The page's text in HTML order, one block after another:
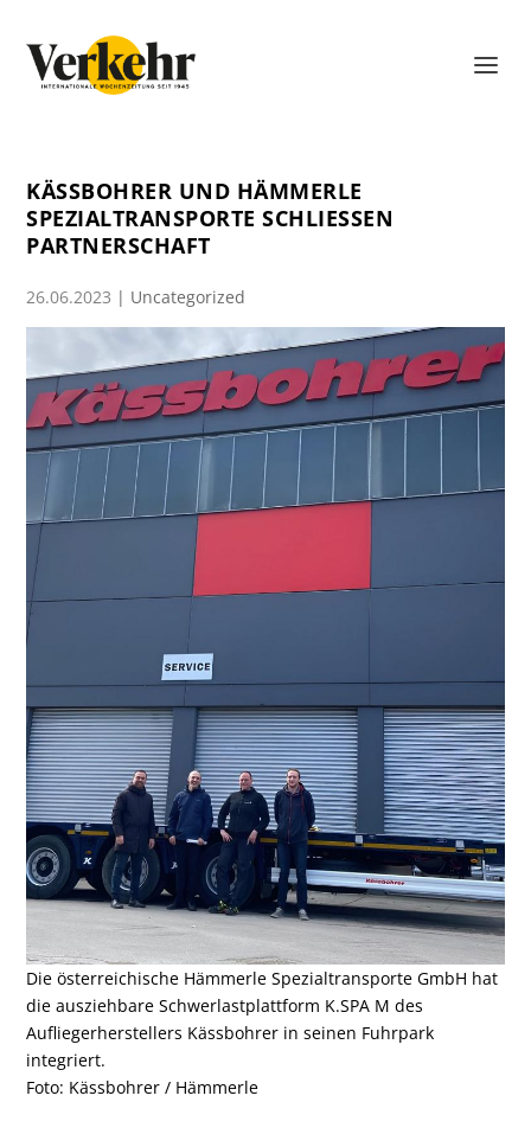
KÄSSBOHRER UND HÄMMERLE
SPEZIALTRANSPORTE SCHLIESSEN P
ARTNERSCHAFT
26.06.2023 | Uncategorized
Die österreichische Hämmerle Spezialtransporte GmbH hat
die ausziehbare Schwerlastplattform K.SPA M des
Aufliegerherstellers Kässbohrer in seinen Fuhrpark
integriert.
Foto: Kässbohrer / Hämmerle